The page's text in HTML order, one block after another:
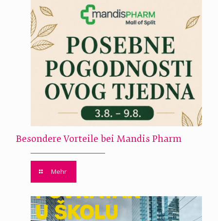
Besondere Vorteile bei Mandis Pharm
Mehr